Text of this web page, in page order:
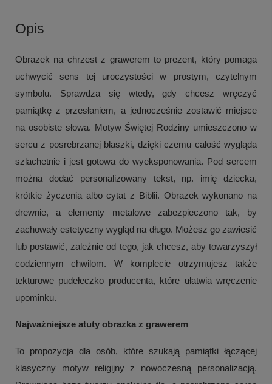
Opis
Obrazek na chrzest z grawerem to prezent, który pomaga
uchwycić sens tej uroczystości w prostym, czytelnym
symbolu. Sprawdza się wtedy, gdy chcesz wręczyć
pamiątkę z przesłaniem, a jednocześnie zostawić miejsce
na osobiste słowa. Motyw Świętej Rodziny umieszczono w
sercu z posrebrzanej blaszki, dzięki czemu całość wygląda
szlachetnie i jest gotowa do wyeksponowania. Pod sercem
można dodać personalizowany tekst, np. imię dziecka,
krótkie życzenia albo cytat z Biblii. Obrazek wykonano na
drewnie, a elementy metalowe zabezpieczono tak, by
zachowały estetyczny wygląd na długo. Możesz go zawiesić
lub postawić, zależnie od tego, jak chcesz, aby towarzyszył
codziennym chwilom. W komplecie otrzymujesz także
tekturowe pudełeczko producenta, które ułatwia wręczenie
upominku.
Najważniejsze atuty obrazka z grawerem
To propozycja dla osób, które szukają pamiątki łączącej
klasyczny motyw religijny z nowoczesną personalizacją.